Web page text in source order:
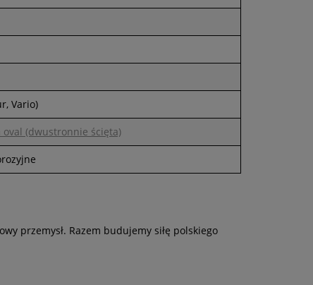
Vario)
oval (dwustronnie ścięta)
przemysł. Razem budujemy siłę polskiego